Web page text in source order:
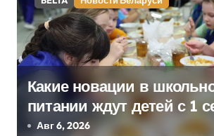
и
с
я
м
Какие новации в
питании ждут детей с 1
рассказали в
Авг 6, 2026